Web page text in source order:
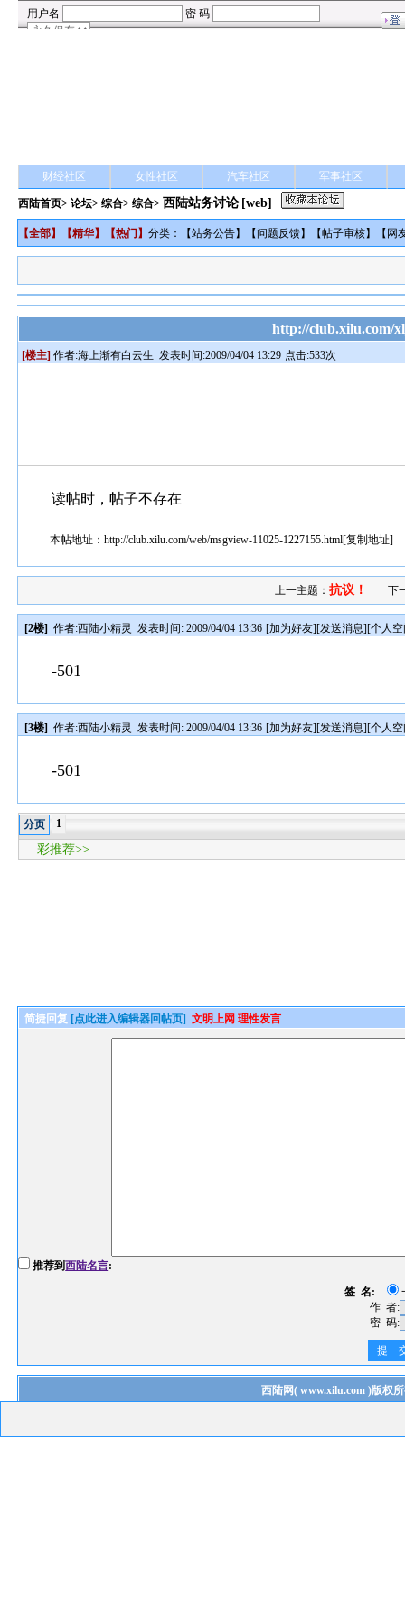
财经社区 女性社区 汽车社区 军事社区
西陆首页>论坛>综合> 综合> 西陆站务讨论 [web]
【全部】【精华】【热门 】分类：【站务公告】【问题反馈】【帖子审核】【 网
http://club.xilu.com/
[楼主] 作者:海上渐有白云生 发表时间:2009/04/04 13:29 点击:533次
读帖时，帖子不存在
本帖地址：http://club.xilu.com/web/msgview-11025-1227155.html[复制地址]
上一主题：抗议！ 下
[2楼] 作者:西陆小精灵 发表时间: 2009/04/04 13:36 [加为好友][发送消息][个人
-501
[3楼] 作者:西陆小精灵 发表时间: 2009/04/04 13:36 [加为好友][发送消息][个人
-501
分页 1
彩推荐>>
简捷回复 [点此进入编辑器回帖页] 文明上网 理性发言
推荐到西陆名言:
签 名:
作 者:
密 码:
提
西陆网( www.xilu.com)版权